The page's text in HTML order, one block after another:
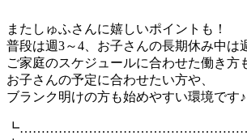
またしゅふさんに嬉しいポイントも！
普段は週3～4、お子さんの長期休み中は
ご家庭のスケジュールに合わせた働き方
お子さんの予定に合わせたい方や、
ブランク明けの方も始めやすい環境です♪